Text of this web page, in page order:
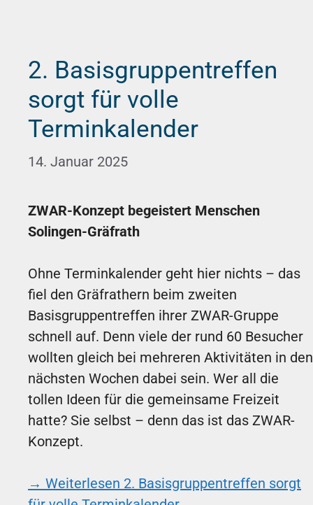
2. Basisgruppentreffen
sorgt für volle
Terminkalender
14. Januar 2025
ZWAR-Konzept begeistert Menschen
Solingen-Gräfrath
Ohne Terminkalender geht hier nichts – das
fiel den Gräfrathern beim zweiten
Basisgruppentreffen ihrer ZWAR-Gruppe
schnell auf. Denn viele der rund 60 Besucher
wollten gleich bei mehreren Aktivitäten in den
nächsten Wochen dabei sein. Wer all die
tollen Ideen für die gemeinsame Freizeit
hatte? Sie selbst – denn das ist das ZWAR-
Konzept.
→ Weiterlesen 2. Basisgruppentreffen sorgt